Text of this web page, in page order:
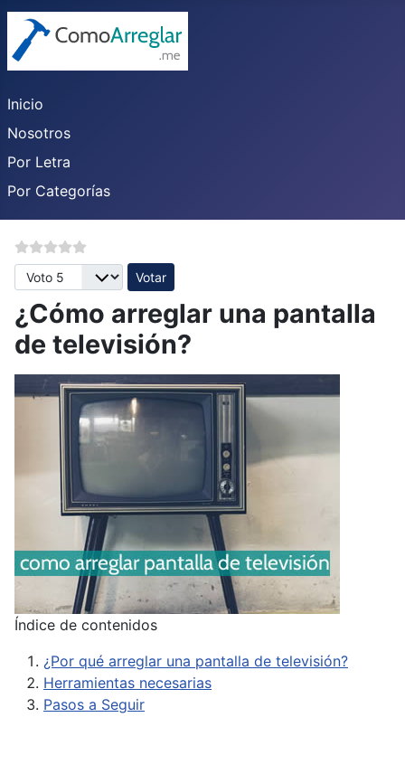
Inicio
Nosotros
Por Letra
Por Categorías
Por favor, vote
¿Cómo arreglar una pantalla
de televisión?
Índice de contenidos
¿Por qué arreglar una pantalla de televisión?
Herramientas necesarias
Pasos a Seguir